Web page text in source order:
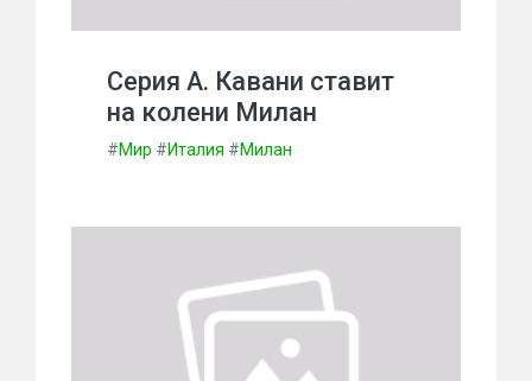
Серия А. Кавани ставит
на колени Милан
#Мир #Италия #Милан